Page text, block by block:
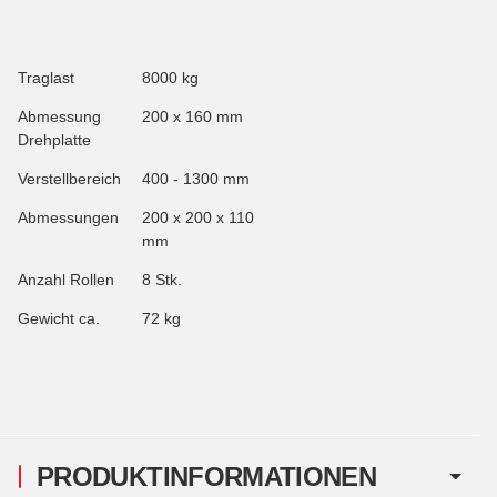
PRODUKTINFORMATIONEN
Traglast 8000 kg
Abmessung
Drehplatte
200 x 160 mm
Verstellbereich 400 - 1300 mm
Abmessungen
200 x 200 x 110
mm
Anzahl Rollen 8 Stk.
Gewicht ca. 72 kg